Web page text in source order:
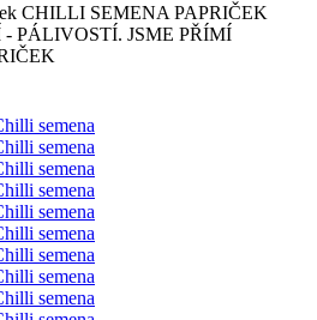
CHILLI SEMENA PAPRIČEK
PÁLIVOSTÍ. JSME PŘÍMÍ